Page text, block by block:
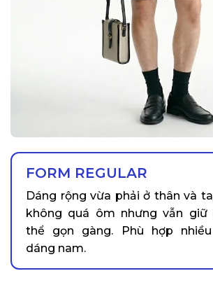
FORM REGULAR
Dáng rộng vừa phải ở thân và
không quá ôm nhưng vẫn giữ
thể gọn gàng. Phù hợp
dáng nam.